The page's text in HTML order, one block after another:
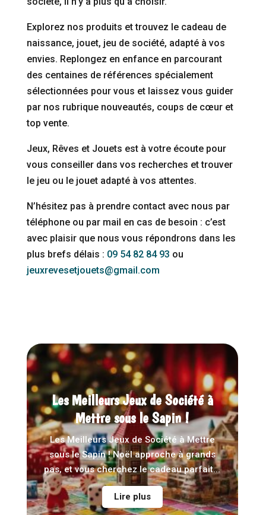
Explorez nos produits et trouvez le cadeau de
naissance, jouet, jeu de société, adapté à vos
envies. Replongez en enfance en parcourant
des centaines de références spécialement
sélectionnées pour vous et laissez vous guider
par nos rubrique nouveautés, coups de cœur et
top vente.
Jeux, Rêves et Jouets est à votre écoute pour
vous conseiller dans vos recherches et trouver
le jeu ou le jouet adapté à vos attentes.
N’hésitez pas à prendre contact avec nous par
téléphone ou par mail en cas de besoin : c’est
avec plaisir que nous vous répondrons dans les
plus brefs délais : 09 54 82 84 93 ou
jeuxrevesetjouets@gmail.com
Les Meilleurs Jeux de Société à
Mettre sous le Sapin !
Les Meilleurs Jeux de Société à Mettre
sous le Sapin ! Noël approche à grands
pas, et vous cherchez le cadeau parfait...
Lire plus